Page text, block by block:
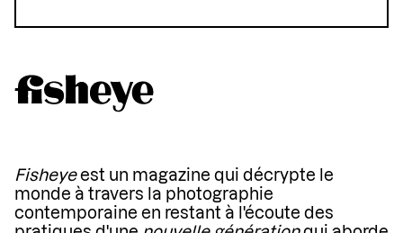
Fisheyeest un magazine qui décrypte le
monde à travers la photographie
contemporaine en restant à l'écoute des